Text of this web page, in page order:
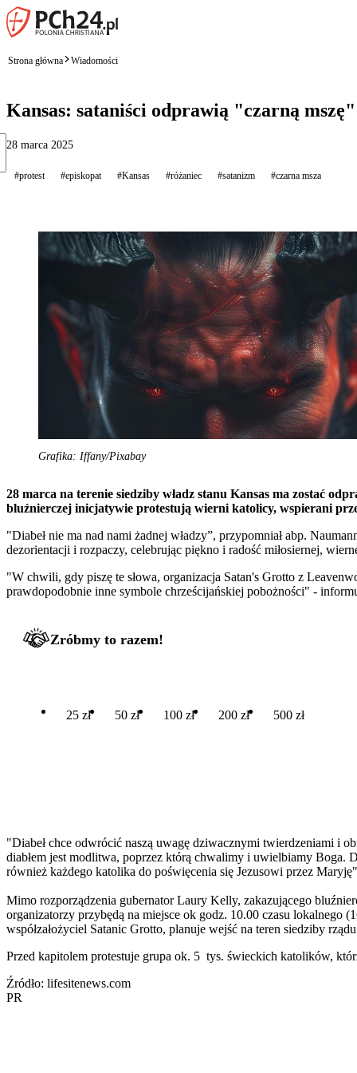
Strona główna Wiadomości
Kansas: sataniści odprawią "czarną
28 marca 2025
#protest #episkopat #Kansas #różaniec #satanizm #czarna msza
Grafika: Iffany/Pixabay
28 marca na terenie siedziby władz stanu Kansas ma zostać
bluźnierczej inicjatywie protestują wierni katolicy, wspierani
"Diabeł nie ma nad nami żadnej władzy”, przypomniał abp.
dezorientacji i rozpaczy, celebrując piękno i radość miłosiernej,
"W chwili, gdy piszę te słowa, organizacja Satan's Grotto z
prawdopodobnie inne symbole chrześcijańskiej pobożności" -
Zróbmy to razem!
25 zł 50 zł 100 zł 200 zł 500 zł
"Diabeł chce odwrócić naszą uwagę dziwacznymi twierdzeniami i
diabłem jest modlitwa, poprzez którą chwalimy i uwielbiamy Boga.
również każdego katolika do poświęcenia się Jezusowi przez
Mimo rozporządzenia gubernator Laury Kelly, zakazującego
organizatorzy przybędą na miejsce ok godz. 10.00 czasu lokalnego
współzałożyciel Satanic Grotto, planuje wejść na teren siedziby
Przed kapitolem protestuje grupa ok. 5 tys. świeckich katolików,
Źródło: lifesitenews.com
PR